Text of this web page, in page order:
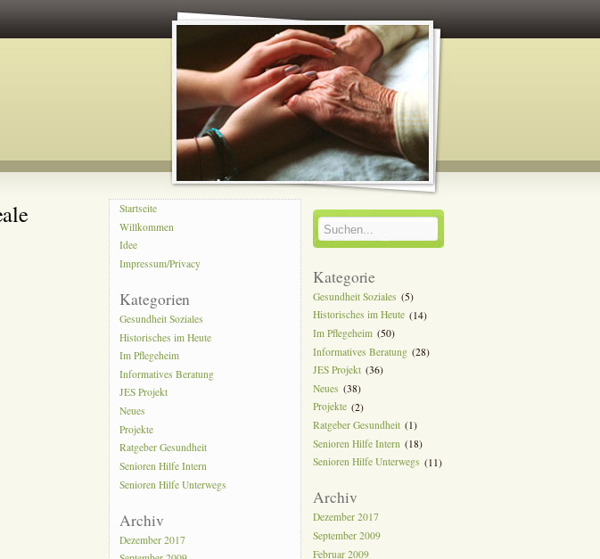
Startseite
Willkommen
Idee
Impressum/Privacy
Kategorien
Gesundheit Soziales
Historisches im Heute
Im Pflegeheim
Informatives Beratung
JES Projekt
Neues
Projekte
Ratgeber Gesundheit
Senioren Hilfe Intern
Senioren Hilfe Unterwegs
Archiv
Dezember 2017
Kategorie
Gesundheit Soziales (5)
Historisches im Heute (14)
Im Pflegeheim (50)
Informatives Beratung (28)
JES Projekt (36)
Neues (38)
Projekte (2)
Ratgeber Gesundheit (1)
Senioren Hilfe Intern (18)
Senioren Hilfe Unterwegs (11)
Archiv
Dezember 2017
September 2009
Februar 2009